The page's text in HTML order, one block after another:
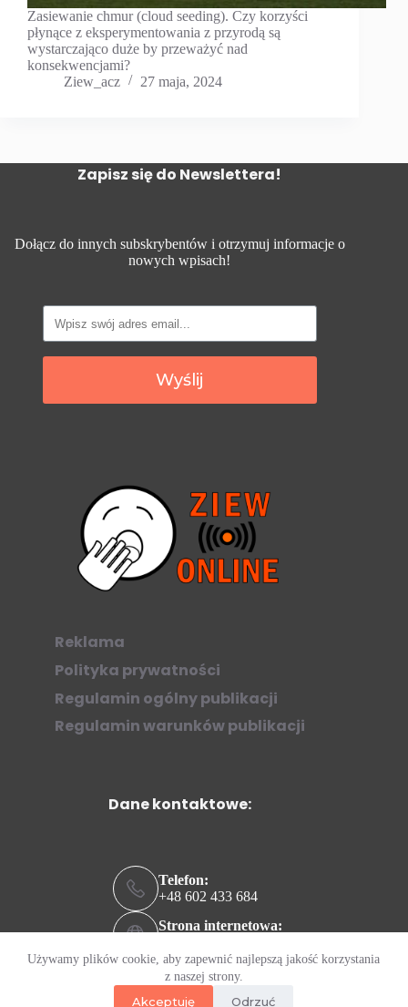
Używamy plików cookie, aby zapewnić najlepszą jakość korzystania
z naszej strony.
Akceptuję Odrzuć
Zasiewanie chmur (cloud seeding). Czy korzyści
płynące z eksperymentowania z przyrodą są
wystarczająco duże by przeważyć nad
konsekwencjami?
Ziew_acz
27 maja, 2024
Zapisz się do Newslettera!
Dołącz do innych subskrybentów i otrzymuj informacje o
nowych wpisach!
Wyślij
Reklama
Polityka prywatności
Regulamin ogólny publikacji
Regulamin warunków publikacji
Dane kontaktowe:
Telefon:
+48 602 433 684
Strona internetowa:
Adres e-mail:
kontakt@ziew.online